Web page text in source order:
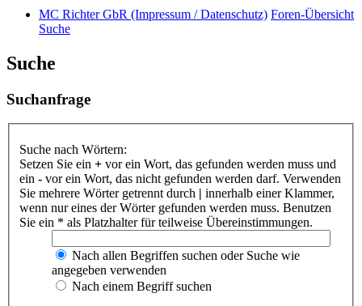
MC Richter GbR (Impressum / Datenschutz) Foren-Übersicht
Suche
Suche
Suchanfrage
Suche nach Wörtern:
Setzen Sie ein + vor ein Wort, das gefunden werden muss und
ein - vor ein Wort, das nicht gefunden werden darf. Verwenden
Sie mehrere Wörter getrennt durch | innerhalb einer Klammer,
wenn nur eines der Wörter gefunden werden muss. Benutzen
Sie ein * als Platzhalter für teilweise Übereinstimmungen.
Nach allen Begriffen suchen oder Suche wie
angegeben verwenden
Nach einem Begriff suchen